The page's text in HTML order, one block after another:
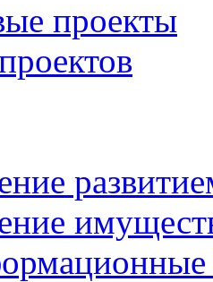
проекты